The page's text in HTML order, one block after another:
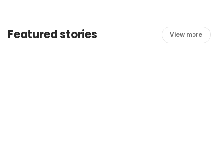
Featured stories View more